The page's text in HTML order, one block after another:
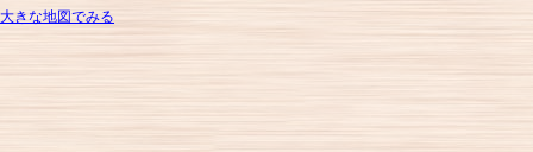
大きな地図でみる